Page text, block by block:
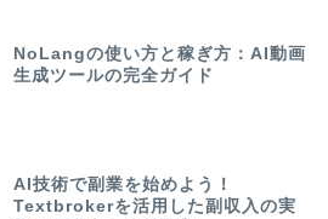
NoLangの使い方と稼ぎ方：AI動画
生成ツールの完全ガイド
AI技術で副業を始めよう！
Textbrokerを活用した副収入の実